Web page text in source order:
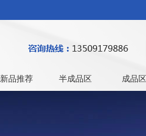
新品推荐 半成品区 成品区